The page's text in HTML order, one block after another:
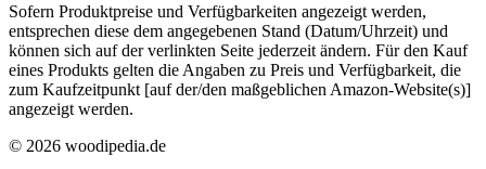
Sofern Produktpreise und Verfügbarkeiten angezeigt werden,
entsprechen diese dem angegebenen Stand (Datum/Uhrzeit) und
können sich auf der verlinkten Seite jederzeit ändern. Für den Kauf
eines Produkts gelten die Angaben zu Preis und Verfügbarkeit, die
zum Kaufzeitpunkt [auf der/den maßgeblichen Amazon-Website(s)]
angezeigt werden.
© 2026 woodipedia.de